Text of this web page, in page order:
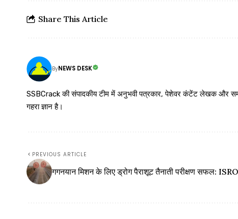
Share This Article
ByNEWS DESK
SSBCrack की संपादकीय टीम में अनुभवी पत्रकार, पेशेवर कंटेंट लेखक और
गहरा ज्ञान है।
PREVIOUS ARTICLE
गगनयान मिशन के लिए ड्रोग पैराशूट तैनाती परीक्षण सफल: ISRO